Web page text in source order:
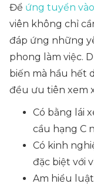
Để ứng tuyển
viên không chỉ
đáp ứng những
phong làm việc.
biến mà hầu hết
đều ưu tiên xem
Có bằng lái
cầu hạng C
Có kinh
đặc biệt với
Am hiểu